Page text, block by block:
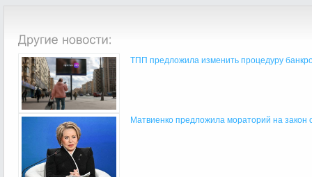
ТПП предложила изменить процедуру
Матвиенко предложила мораторий на закон о